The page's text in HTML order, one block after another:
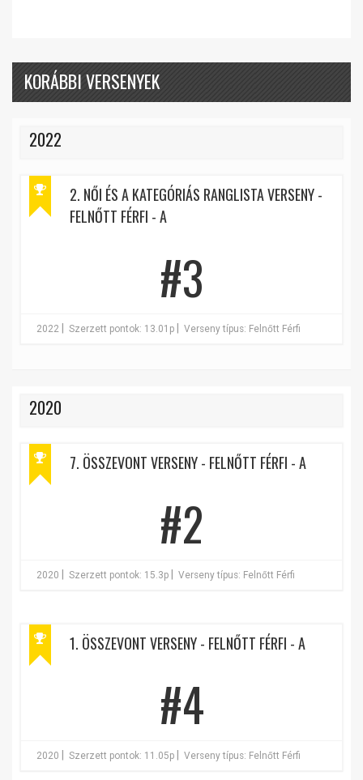
KORÁBBI VERSENYEK
2022
2. NŐI ÉS A KATEGÓRIÁS RANGLISTA VERSENY -
FELNŐTT FÉRFI - A
#3
2022 Szerzett pontok: 13.01p Verseny típus: Felnőtt Férfi
2020
7. ÖSSZEVONT VERSENY - FELNŐTT FÉRFI - A
#2
2020 Szerzett pontok: 15.3p Verseny típus: Felnőtt Férfi
1. ÖSSZEVONT VERSENY - FELNŐTT FÉRFI - A
#4
2020 Szerzett pontok: 11.05p Verseny típus: Felnőtt Férfi